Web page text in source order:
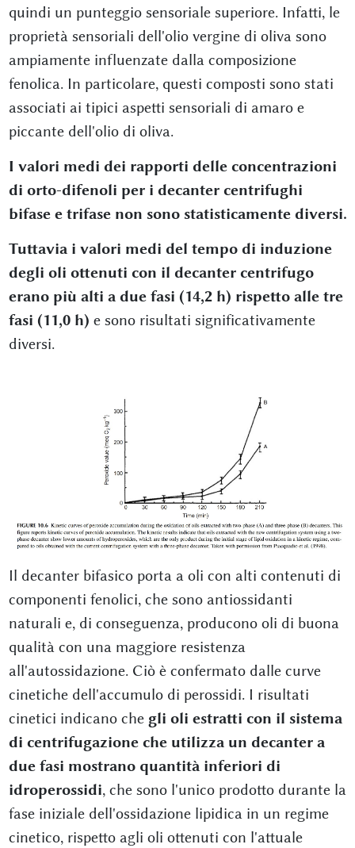
quindi un punteggio sensoriale superiore. Infatti, le
proprietà sensoriali dell'olio vergine di oliva sono
ampiamente influenzate dalla composizione
fenolica. In particolare, questi composti sono stati
associati ai tipici aspetti sensoriali di amaro e
piccante dell'olio di oliva.
I valori medi dei rapporti delle concentrazioni
di orto-difenoli per i decanter centrifughi
bifase e trifase non sono statisticamente diversi.
Tuttavia i valori medi del tempo di induzione
degli oli ottenuti con il decanter centrifugo
erano più alti a due fasi (14,2 h) rispetto alle tre
fasi (11,0 h) e sono risultati significativamente
diversi.
Il decanter bifasico porta a oli con alti contenuti di
componenti fenolici, che sono antiossidanti
naturali e, di conseguenza, producono oli di buona
qualità con una maggiore resistenza
all'autossidazione. Ciò è confermato dalle curve
cinetiche dell'accumulo di perossidi. I risultati
cinetici indicano che gli oli estratti con il sistema
di centrifugazione che utilizza un decanter a
due fasi mostrano quantità inferiori di
idroperossidi, che sono l'unico prodotto durante la
fase iniziale dell'ossidazione lipidica in un regime
cinetico, rispetto agli oli ottenuti con l'attuale